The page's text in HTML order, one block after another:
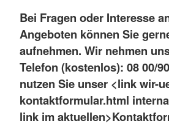
Bei Fragen oder Interesse
Angeboten können Sie
aufnehmen. Wir nehmen
Telefon (kostenlos): 08 00/
nutzen Sie unser <link wir-
kontaktformular.html
link im aktuellen>